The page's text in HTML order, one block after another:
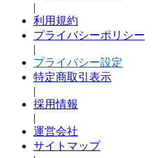
|
利用規約
プライバシーポリシー
|
プライバシー設定
特定商取引表示
|
採用情報
|
運営会社
サイトマップ